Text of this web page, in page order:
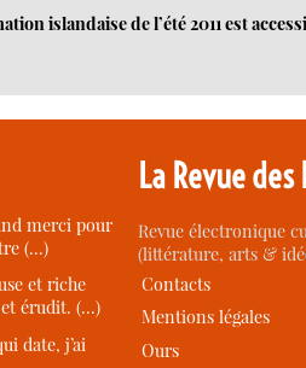
islandaise de l’été 2011 est
merci pour
(…)
et riche
érudit. (…)
date, j’ai
La Revue
Revue électronique
(littérature, arts &
Contacts
Mentions légales
Ours